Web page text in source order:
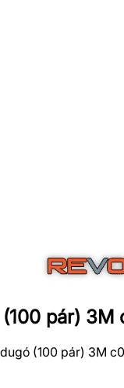
pár)
(100 pár) 3M